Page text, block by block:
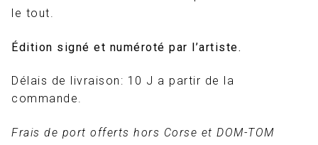
le tout.
Édition signé et numéroté par l’artiste.
Délais de livraison: 10 J a partir de la
commande.
Frais de port offerts hors Corse et DOM-TOM